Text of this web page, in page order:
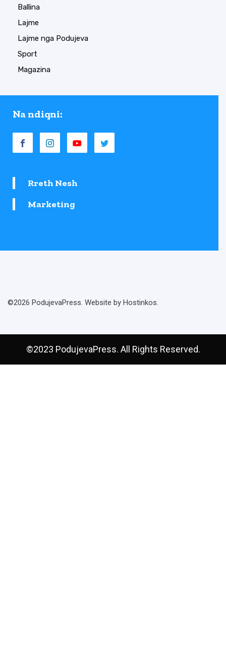
Ballina
Lajme
Lajme nga Podujeva
Sport
Magazina
Na ndiqni:
Rreth Nesh
Marketing
©2026 PodujevaPress. Website by Hostinkos.
©2023 PodujevaPress. All Rights Reserved.